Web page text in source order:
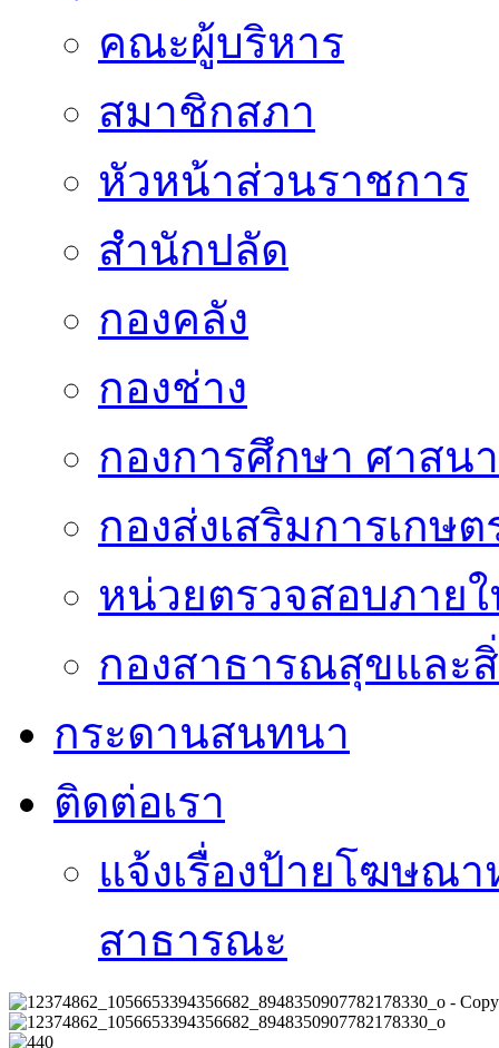
คณะผู้บริหาร
สมาชิกสภา
หัวหน้าส่วนราชการ
สำนักปลัด
กองคลัง
กองช่าง
กองการศึกษา ศาสน
กองส่งเสริมการเกษต
หน่วยตรวจสอบภาย
กองสาธารณสุขและ
กระดานสนทนา
ติดต่อเรา
แจ้งเรื่องป้ายโฆษณ
สาธารณะ